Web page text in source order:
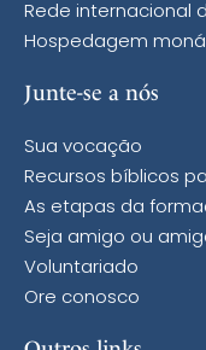
Rede internacional
Hospedagem
Junte-se a nós
Sua vocação
Recursos bíblicos
As etapas da
Seja amigo ou
Voluntariado
Ore conosco